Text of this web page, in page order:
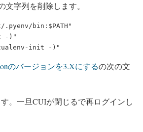
文字列を削除します。
bin:$PATH"
-)"
のバージョンを3.Xにするの次の文
。一旦CUIが閉じるで再ログインし